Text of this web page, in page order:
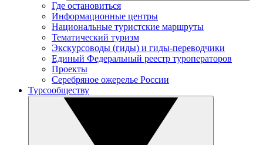
Где остановиться
Информационные центры
Национальные туристские маршруты
Тематический туризм
Экскурсоводы (гиды) и гиды-переводчики
Единый Федеральный реестр туроператоров
Проекты
Серебряное ожерелье России
Турсообществу